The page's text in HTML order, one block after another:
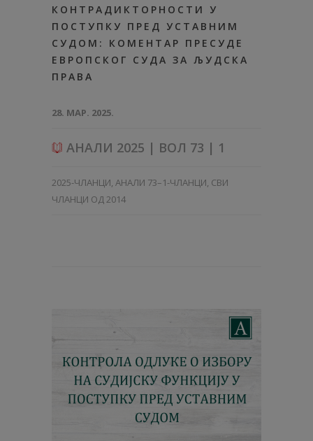
КОНТРАДИКТОРНОСТИ У
ПОСТУПКУ ПРЕД УСТАВНИМ
СУДОМ: КОМЕНТАР ПРЕСУДЕ
ЕВРОПСКОГ СУДА ЗА ЉУДСКА
ПРАВА
28. МАР. 2025.
АНАЛИ 2025 | ВОЛ 73 | 1
2025-ЧЛАНЦИ, АНАЛИ 73–1-ЧЛАНЦИ, СВИ
ЧЛАНЦИ ОД 2014